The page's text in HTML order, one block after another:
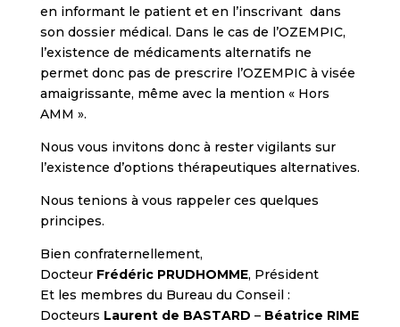
en informant le patient et en l’inscrivant dans
son dossier médical. Dans le cas de l’OZEMPIC,
l’existence de médicaments alternatifs ne
permet donc pas de prescrire l’OZEMPIC à visée
amaigrissante, même avec la mention « Hors
AMM ».
Nous vous invitons donc à rester vigilants sur
l’existence d’options thérapeutiques alternatives.
Nous tenions à vous rappeler ces quelques
principes.
Bien confraternellement,
Docteur Frédéric PRUDHOMME, Président
Et les membres du Bureau du Conseil :
Docteurs Laurent de BASTARD – Béatrice RIME